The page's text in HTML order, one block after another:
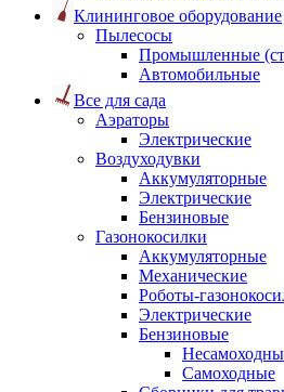
Клининговое оборудование
Пылесосы
Промышленные
Автомобильные
Все для сада
Аэраторы
Электрические
Воздуходувки
Аккумуляторные
Электрические
Бензиновые
Газонокосилки
Аккумуляторные
Механические
Роботы-
Электрические
Бензиновые
Самоходные